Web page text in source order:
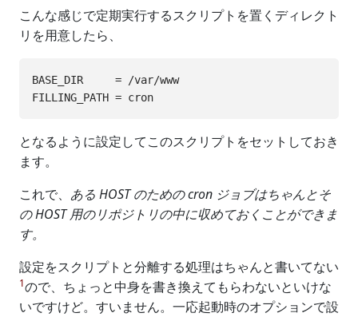
こんな感じで定期実行するスクリプトを置くディレクト
リを用意したら、
BASE_DIR     = /var/www
となるように設定してこのスクリプトをセットしておき
ます。
これで、 ある HOST のための cron ジョブはちゃんとそ
の HOST 用のリポジトリの中に収めておくことができま
す。
設定をスクリプトと分離する処理はちゃんと書いてない
1ので、ちょっと中身を書き換えてもらわないといけな
いですけど。すいません。一応起動時のオプションで設